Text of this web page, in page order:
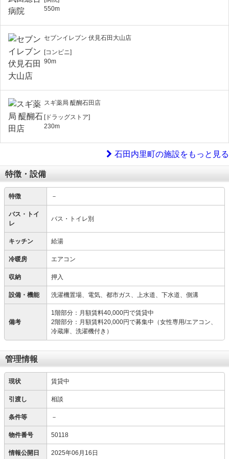
550m
セブンイレブン 伏見石田大山店
[コンビニ]
90m
スギ薬局 醍醐石田店
[ドラッグストア]
230m
石田内里町の施設をもっと見る
特徴・設備
特徴 －
バス・トイ
レ
バス・トイレ別
キッチン 給湯
冷暖房 エアコン
収納 押入
設備・機能 洗濯機置場、電気、都市ガス、上水道、下水道、側溝
備考
1階部分：月額賃料40,000円で賃貸中
2階部分：月額賃料20,000円で募集中（女性専用/エアコン、
冷蔵庫、洗濯機付き）
管理情報
現状 賃貸中
引渡し 相談
条件等 －
物件番号 50118
情報公開日 2025年06月16日